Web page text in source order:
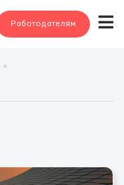
Работодателям